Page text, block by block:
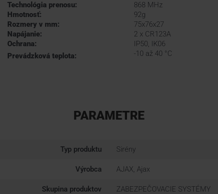
Technológia prenosu:
868 MHz
Hmotnosť:
92g
Rozmery v mm:
75x76x27
Napájanie:
2 x CR123A
Ochrana:
IP50, IK06
Prevádzková teplota:
-10 až 40 °C
PARAMETRE
Typ produktu Sirény
Výrobca AJAX, Ajax
Skupina produktov ZABEZPEČOVACIE SYSTÉMY